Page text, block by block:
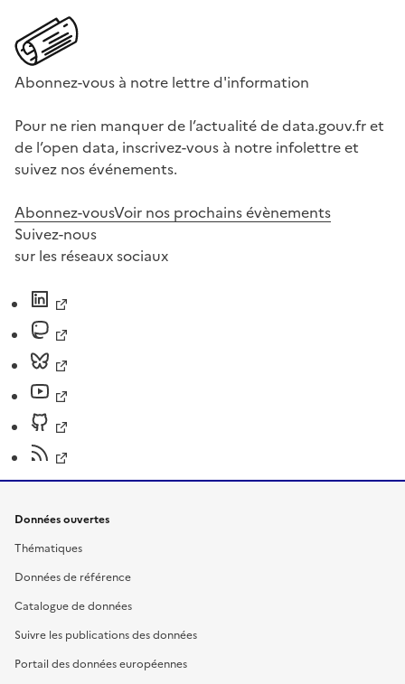
Abonnez-vous à notre lettre d'information
Pour ne rien manquer de l’actualité de data.gouv.fr et
de l’open data, inscrivez-vous à notre infolettre et
suivez nos événements.
Abonnez-vousVoir nos prochains évènements
Suivez-nous
sur les réseaux sociaux
Données ouvertes
Thématiques
Données de référence
Catalogue de données
Suivre les publications des données
Portail des données européennes